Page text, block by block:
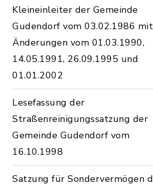
Kleineinleiter der Gemeinde
Gudendorf vom 03.02.1986 mit
Änderungen vom 01.03.1990,
14.05.1991, 26.09.1995 und
01.01.2002
Lesefassung der
Straßenreinigungssatzung der
Gemeinde Gudendorf vom
16.10.1998
Satzung für Sondervermögen